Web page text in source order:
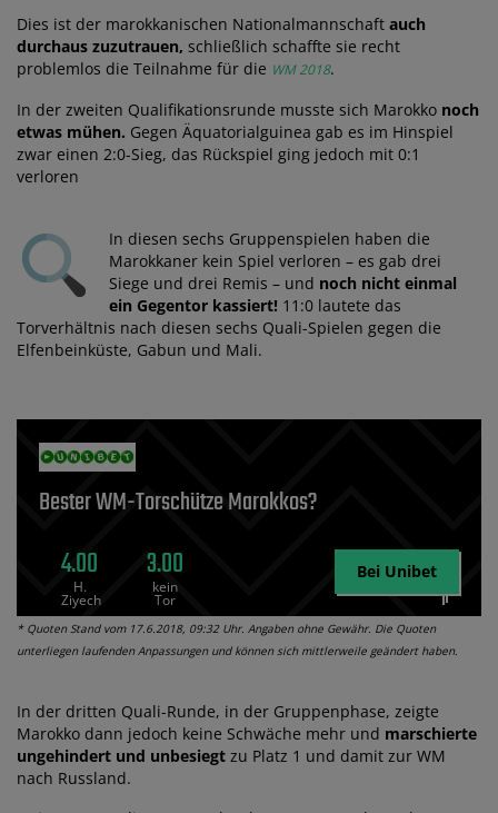
Dies ist der marokkanischen Nationalmannschaft auch
durchaus zuzutrauen, schließlich schaffte sie recht
problemlos die Teilnahme für die WM 2018.
In der zweiten Qualifikationsrunde musste sich Marokko noch
etwas mühen. Gegen Äquatorialguinea gab es im Hinspiel
zwar einen 2:0-Sieg, das Rückspiel ging jedoch mit 0:1
verloren
In diesen sechs Gruppenspielen haben die
Marokkaner kein Spiel verloren – es gab drei
Siege und drei Remis – und noch nicht einmal
ein Gegentor kassiert! 11:0 lautete das
Torverhältnis nach diesen sechs Quali-Spielen gegen die
Elfenbeinküste, Gabun und Mali.
Bester WM-Torschütze Marokkos?
H.
Ziyech
4.00
kein
Tor
3.00 Bei Unibet
* Quoten Stand vom 17.6.2018, 09:32 Uhr. Angaben ohne Gewähr. Die Quoten
unterliegen laufenden Anpassungen und können sich mittlerweile geändert haben.
In der dritten Quali-Runde, in der Gruppenphase, zeigte
Marokko dann jedoch keine Schwäche mehr und marschierte
ungehindert und unbesiegt zu Platz 1 und damit zur WM
nach Russland.